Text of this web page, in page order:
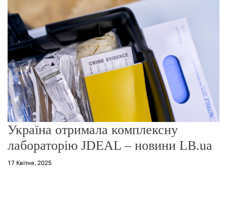
и
Україна отримала комплексну
лабораторію JDEAL – новини LB.ua
17 Квітня, 2025